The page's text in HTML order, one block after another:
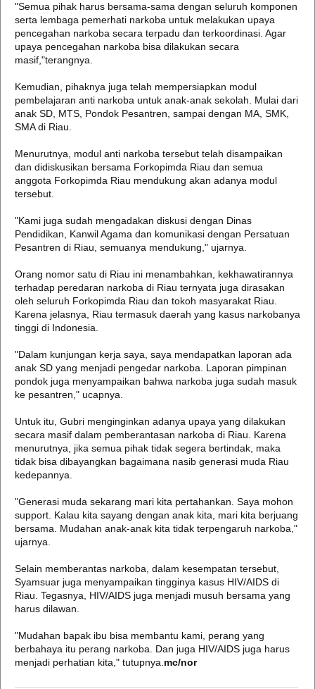
"Semua pihak harus bersama-sama dengan seluruh komponen
serta lembaga pemerhati narkoba untuk melakukan upaya
pencegahan narkoba secara terpadu dan terkoordinasi. Agar
upaya pencegahan narkoba bisa dilakukan secara
masif,"terangnya.
Kemudian, pihaknya juga telah mempersiapkan modul
pembelajaran anti narkoba untuk anak-anak sekolah. Mulai dari
anak SD, MTS, Pondok Pesantren, sampai dengan MA, SMK,
SMA di Riau.
Menurutnya, modul anti narkoba tersebut telah disampaikan
dan didiskusikan bersama Forkopimda Riau dan semua
anggota Forkopimda Riau mendukung akan adanya modul
tersebut.
"Kami juga sudah mengadakan diskusi dengan Dinas
Pendidikan, Kanwil Agama dan komunikasi dengan Persatuan
Pesantren di Riau, semuanya mendukung," ujarnya.
Orang nomor satu di Riau ini menambahkan, kekhawatirannya
terhadap peredaran narkoba di Riau ternyata juga dirasakan
oleh seluruh Forkopimda Riau dan tokoh masyarakat Riau.
Karena jelasnya, Riau termasuk daerah yang kasus narkobanya
tinggi di Indonesia.
"Dalam kunjungan kerja saya, saya mendapatkan laporan ada
anak SD yang menjadi pengedar narkoba. Laporan pimpinan
pondok juga menyampaikan bahwa narkoba juga sudah masuk
ke pesantren," ucapnya.
Untuk itu, Gubri menginginkan adanya upaya yang dilakukan
secara masif dalam pemberantasan narkoba di Riau. Karena
menurutnya, jika semua pihak tidak segera bertindak, maka
tidak bisa dibayangkan bagaimana nasib generasi muda Riau
kedepannya.
"Generasi muda sekarang mari kita pertahankan. Saya mohon
support. Kalau kita sayang dengan anak kita, mari kita berjuang
bersama. Mudahan anak-anak kita tidak terpengaruh narkoba,"
ujarnya.
Selain memberantas narkoba, dalam kesempatan tersebut,
Syamsuar juga menyampaikan tingginya kasus HIV/AIDS di
Riau. Tegasnya, HIV/AIDS juga menjadi musuh bersama yang
harus dilawan.
"Mudahan bapak ibu bisa membantu kami, perang yang
berbahaya itu perang narkoba. Dan juga HIV/AIDS juga harus
menjadi perhatian kita," tutupnya. mc/nor